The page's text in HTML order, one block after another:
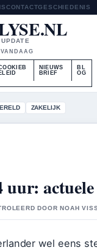
CONTACTGESCHIEDENIS
ELEID
NIEUWS
BRIEF
BL
OG
ZAKELIJK
uur:
DOOR NOAH
wel eens